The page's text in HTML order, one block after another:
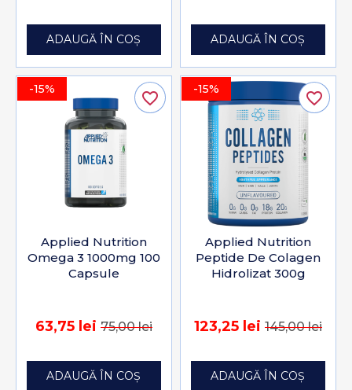
ADAUGĂ ÎN COȘ ADAUGĂ ÎN COȘ
-15%
Applied Nutrition
Omega 3 1000mg 100
Capsule
63,75 lei 75,00 lei
ADAUGĂ ÎN COȘ
favorite_border -15%
Applied Nutrition
Peptide De Colagen
Hidrolizat 300g
123,25 lei 145,00 lei
ADAUGĂ ÎN COȘ
favorite_border